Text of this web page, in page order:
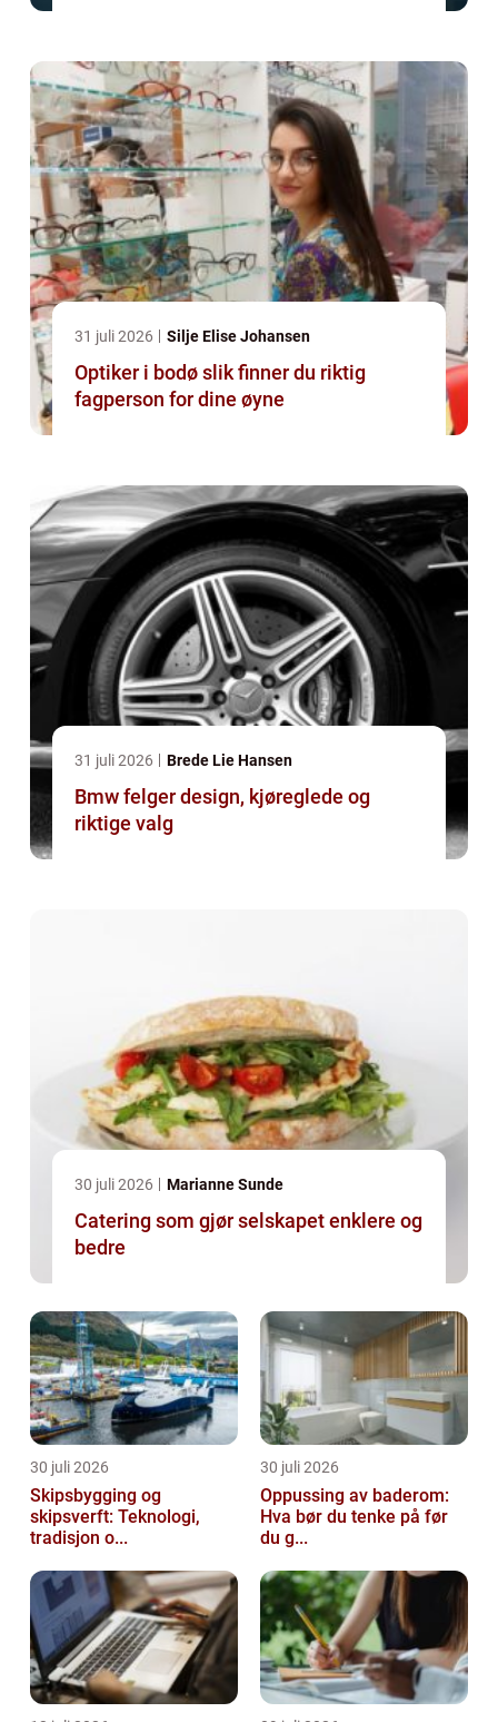
31 juli 2026 Silje Elise Johansen
Optiker i bodø slik finner du riktig
fagperson for dine øyne
31 juli 2026 Brede Lie Hansen
Bmw felger design, kjøreglede og
riktige valg
30 juli 2026 Marianne Sunde
Catering som gjør selskapet enklere og
bedre
30 juli 2026
Skipsbygging og
skipsverft: Teknologi,
tradisjon o...
30 juli 2026
Oppussing av baderom:
Hva bør du tenke på før
du g...